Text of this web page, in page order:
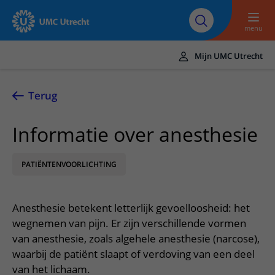
Naar hoofdinhoud
Over UMC
Utrecht
Research
Werken bij het UMC
Utrecht
menu
UMC Utrecht
Zorg en behandeling
Ziekten en aandoeningen
Poliklinieken
Verpleegafdelingen
Onze zorgverleners
Afspraak en opname
Bezoek aan de polikliniek
Opname in het ziekenhuis
Voorbereiding op uw afspraak
Op bezoek in het UMC Utrecht
Apotheek
Winkels en restaurants
Contact en route
Spoed
Contactgegevens
Verwijzers
Patiënt verwijzen
Mijn UMC Utrecht
Terug
Informatie over anesthesie
PATIËNTENVOORLICHTING
Anesthesie betekent letterlijk gevoelloosheid: het
wegnemen van pijn. Er zijn verschillende vormen
van anesthesie, zoals algehele anesthesie (narcose),
waarbij de patiënt slaapt of verdoving van een deel
van het lichaam.